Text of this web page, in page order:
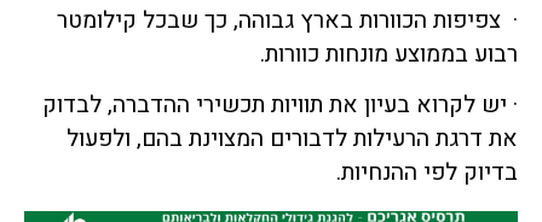
· צפיפות הכוורות בארץ גבוהה, כך שבכל קילומטר
רבוע בממוצע מונחות כוורות.
· יש לקרוא בעיון את תוויות תכשירי ההדברה, לבדוק
את דרגת הרעילות לדבורים המצוינת בהם, ולפעול
בדיוק לפי ההנחיות.